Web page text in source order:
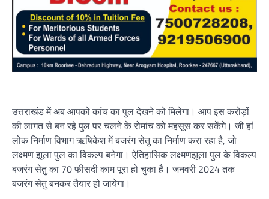
उत्तराखंड में अब आपको कांच का पुल देखने को मिलेगा। आप इस करोड़ों
की लागत से बन रहे पुल पर चलने के रोमांच को महसूस कर सकेंगे। जी हां
लोक निर्माण विभाग ऋषिकेश में बजरंग सेतु का निर्माण करा रहा है, जो
लक्ष्मण झूला पुल का विकल्प बनेगा। ऐतिहासिक लक्ष्मणझूला पुल के विकल्प
बजरंग सेतु का 70 फीसदी काम पूरा हो चुका है। जनवरी 2024 तक
बजरंग सेतु बनकर तैयार हो जायेगा।